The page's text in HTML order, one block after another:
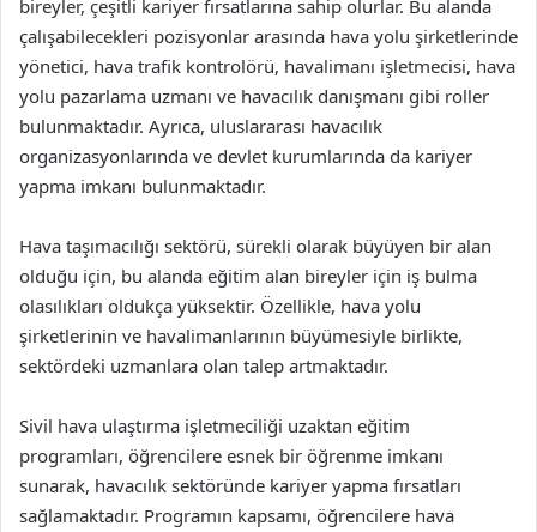
bireyler, çeşitli kariyer fırsatlarına sahip olurlar. Bu alanda
çalışabilecekleri pozisyonlar arasında hava yolu şirketlerinde
yönetici, hava trafik kontrolörü, havalimanı işletmecisi, hava
yolu pazarlama uzmanı ve havacılık danışmanı gibi roller
bulunmaktadır. Ayrıca, uluslararası havacılık
organizasyonlarında ve devlet kurumlarında da kariyer
yapma imkanı bulunmaktadır.
Hava taşımacılığı sektörü, sürekli olarak büyüyen bir alan
olduğu için, bu alanda eğitim alan bireyler için iş bulma
olasılıkları oldukça yüksektir. Özellikle, hava yolu
şirketlerinin ve havalimanlarının büyümesiyle birlikte,
sektördeki uzmanlara olan talep artmaktadır.
Sivil hava ulaştırma işletmeciliği uzaktan eğitim
programları, öğrencilere esnek bir öğrenme imkanı
sunarak, havacılık sektöründe kariyer yapma fırsatları
sağlamaktadır. Programın kapsamı, öğrencilere hava